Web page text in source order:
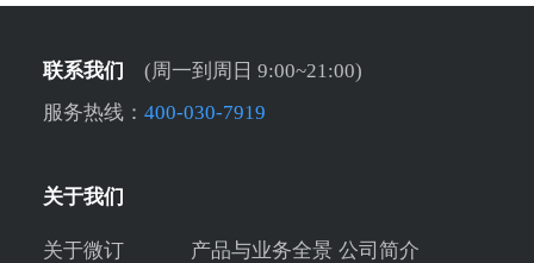
联系我们
(周一到周日 9:00~21:00)
服务热线： 400-030-7919
关于我们
关于微订 产品与业务全景 公司简介